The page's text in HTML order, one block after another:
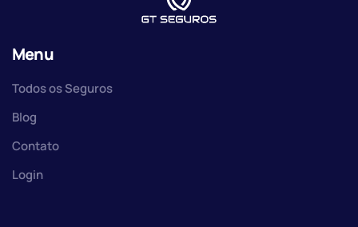
Menu
Todos os Seguros
Blog
Contato
Login